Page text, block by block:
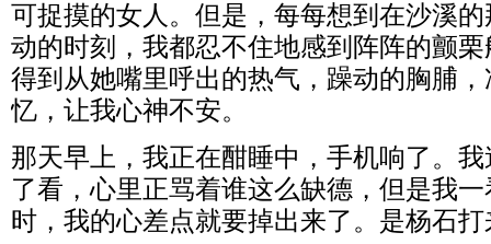
可捉摸的女人。但是，每每想到在沙溪
动的时刻，我都忍不住地感到阵阵的颤
得到从她嘴里呼出的热气，躁动的胸脯
忆，让我心神不安。
那天早上，我正在酣睡中，手机响了。
了看，心里正骂着谁这么缺德，但是我
时，我的心差点就要掉出来了。是杨石